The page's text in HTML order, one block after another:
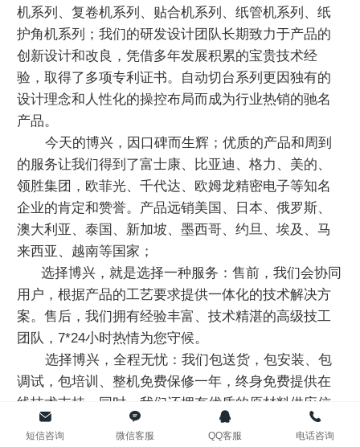
français
Tiếng Việt
Bahasa
عربي
Bahasa
កម្ពុជា។
机系列、复卷机系列、贴合机系列、纸管机系列、纸
护角机系列；我们的研发设计团队长期致力于产品的
创新设计和改良，凭借多年发展积累的宝贵技术经
验，取得了多项专利证书。自动切台系列更因独有的
设计理念和人性化的操控布局而成为行业热销的驰名
产品。
今天的博兴，因口碑而生辉；优质的产品和周到
的服务让我们得到了富士康、比亚迪、格力、美的、
领胜集团，欧菲光、千代达、欧姆龙精密电子等知名
企业的肯定和赞誉。产品远销美国、日本、俄罗斯、
澳大利亚、泰国、新加坡、墨西哥、约旦、埃及、马
来西亚、越南等国家；
选择博兴，就是选择一种服务：售前，我们会协同
用户，根据产品的工艺要求提供一体化的技术解决方
案。售后，我们拥有经验丰富、技术精湛的高级技工
团队，7*24小时热情为您守候。
选择博兴，全程无忧：我们包送货，包安装、包
调试，包培训、整机免费保修一年，终身免费提供在
线技术支持。同时，我们还拥有优质的原材料供应信
息平台，协助用户寻求高品质合作伙伴，携手共嬴。
短信咨询 微信客服 QQ客服 电话咨询